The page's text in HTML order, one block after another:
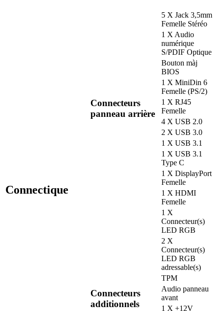
Connectique
Connecteurs
panneau arrière
5 X Jack 3,5mm
Femelle Stéréo
1 X Audio
numérique
S/PDIF Optique
Bouton màj
BIOS
1 X MiniDin 6
Femelle (PS/2)
1 X RJ45
Femelle
4 X USB 2.0
2 X USB 3.0
1 X USB 3.1
1 X USB 3.1
Type C
1 X DisplayPort
Femelle
1 X HDMI
Femelle
Connecteurs
additionnels
1 X
Connecteur(s)
LED RGB
2 X
Connecteur(s)
LED RGB
adressable(s)
TPM
Audio panneau
avant
1 X +12V